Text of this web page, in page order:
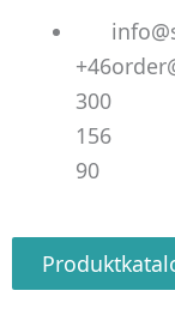
+46
300
156
90